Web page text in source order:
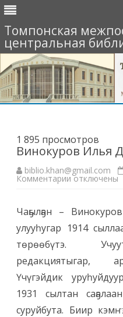
Томпонская
центральная
1 895 просмотров
Винокуров Илья
biblio.khan@gmail.com
Комментариик
Дорофеевич
отключены
Чаҕылҕан –
улууһугар 1914
төрөөбүтэ.
редакциятыгар,
Үчүгэйдик
1931 сылтан
суруйбута. Биир